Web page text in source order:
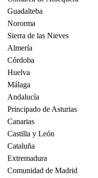
Guadalteba
Nororma
Sierra de las Nieves
Almería
Córdoba
Huelva
Málaga
Andalucía
Principado de Asturias
Canarias
Castilla y León
Cataluña
Extremadura
Comunidad de Madrid